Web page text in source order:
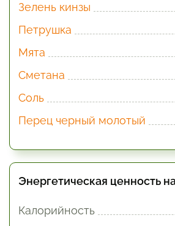
Зелень кинзы
Петрушка
Мята
Сметана
Соль
Перец черный молотый
Энергетическая ценность
Калорийность